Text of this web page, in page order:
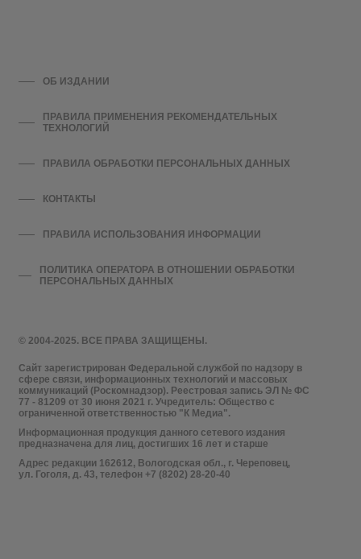
© 2004-2025. ВСЕ ПРАВА ЗАЩИЩЕНЫ.
Сайт зарегистрирован Федеральной службой по надзору в
сфере связи, информационных технологий и массовых
коммуникаций (Роскомнадзор). Реестровая запись ЭЛ № ФС
77 - 81209 от 30 июня 2021 г. Учредитель: Общество с
ограниченной ответственностью "К Медиа".
Информационная продукция данного сетевого издания
предназначена для лиц, достигших 16 лет и старше
Адрес редакции 162612, Вологодская обл., г. Череповец,
ул. Гоголя, д. 43, телефон +7 (8202) 28-20-40
ОБ ИЗДАНИИ
ПРАВИЛА ПРИМЕНЕНИЯ РЕКОМЕНДАТЕЛЬНЫХ
ТЕХНОЛОГИЙ
ПРАВИЛА ОБРАБОТКИ ПЕРСОНАЛЬНЫХ ДАННЫХ
КОНТАКТЫ
ПРАВИЛА ИСПОЛЬЗОВАНИЯ ИНФОРМАЦИИ
ПОЛИТИКА ОПЕРАТОРА В ОТНОШЕНИИ ОБРАБОТКИ
ПЕРСОНАЛЬНЫХ ДАННЫХ